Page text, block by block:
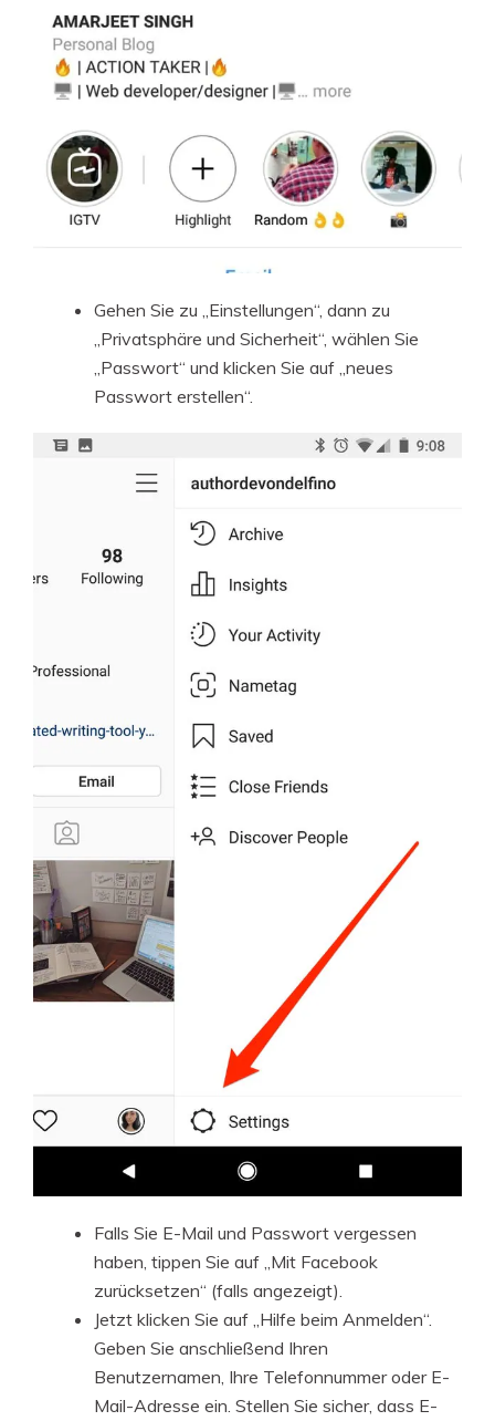
Gehen Sie zu „Einstellungen“, dann zu
„Privatsphäre und Sicherheit“, wählen Sie
„Passwort“ und klicken Sie auf „neues
Passwort erstellen“.
Falls Sie E-Mail und Passwort vergessen
haben, tippen Sie auf „Mit Facebook
zurücksetzen“ (falls angezeigt).
Jetzt klicken Sie auf „Hilfe beim Anmelden“.
Geben Sie anschließend Ihren
Benutzernamen, Ihre Telefonnummer oder E-
Mail-Adresse ein. Stellen Sie sicher, dass E-